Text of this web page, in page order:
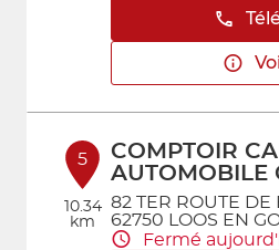
5
10.34
km
COMPTOIR
AUTOMOBILE
82 TER ROUTE DE
62750 LOOS EN
Fermé